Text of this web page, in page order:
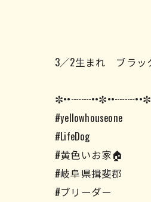
3／2生まれ ブラッ
#yellowhouseone
#LifeDog
#黄色いお家🏠
#岐阜県揖斐郡
#ブリーダー